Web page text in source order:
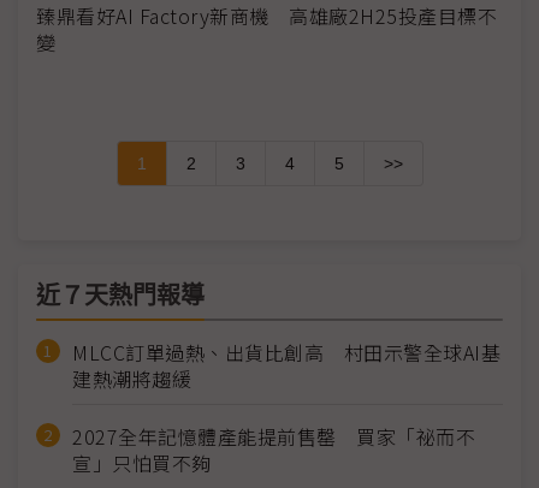
臻鼎看好AI Factory新商機 高雄廠2H25投產目標不
變
1 2 3 4 5 >>
近７天熱門報導
MLCC訂單過熱、出貨比創高 村田示警全球AI基
建熱潮將趨緩
2027全年記憶體產能提前售罄 買家「祕而不
宣」只怕買不夠